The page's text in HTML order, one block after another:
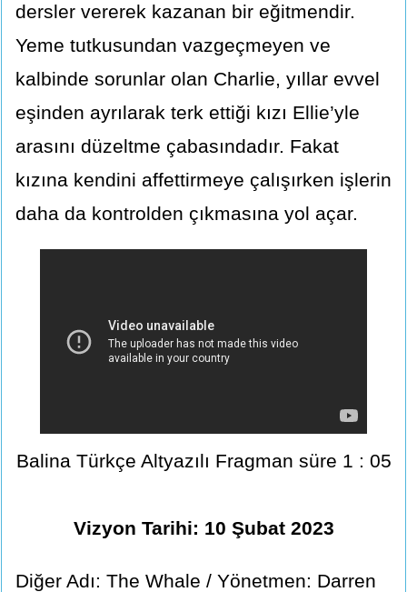
dersler vererek kazanan bir eğitmendir.
Yeme tutkusundan vazgeçmeyen ve
kalbinde sorunlar olan Charlie, yıllar evvel
eşinden ayrılarak terk ettiği kızı Ellie’yle
arasını düzeltme çabasındadır. Fakat
kızına kendini affettirmeye çalışırken işlerin
daha da kontrolden çıkmasına yol açar.
Balina Türkçe Altyazılı Fragman süre 1 : 05
Vizyon Tarihi: 10 Şubat 2023
Diğer Adı: The Whale / Yönetmen: Darren